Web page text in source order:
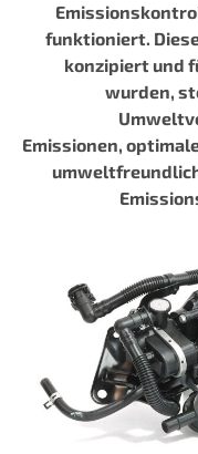
funktioniert.
konzipiert und
wurden,
Emissionen,